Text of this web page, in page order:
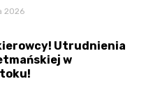
2026
Utrudnienia
w